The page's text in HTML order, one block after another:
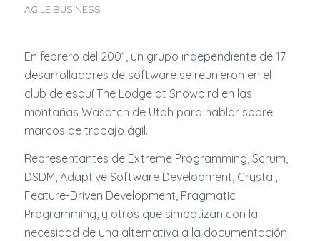
AGILE BUSINESS
En febrero del 2001, un grupo independiente de 17
desarrolladores de software se reunieron en el
club de esquí The Lodge at Snowbird en las
montañas Wasatch de Utah para hablar sobre
marcos de trabajo ágil.
Representantes de Extreme Programming, Scrum,
DSDM, Adaptive Software Development, Crystal,
Feature-Driven Development, Pragmatic
Programming, y otros que simpatizan con la
necesidad de una alternativa a la documentación